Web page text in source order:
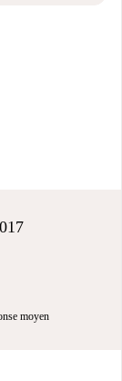
moyen